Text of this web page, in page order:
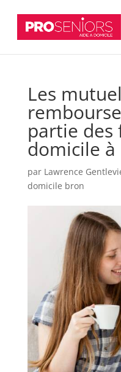
Les
partie des
domicile à
par Lawrence
domicile bron